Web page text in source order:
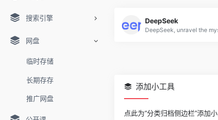
搜索引擎
网盘
临时存储
长期存存
推广网盘
DeepSeek
添加小工具
点此为“分类归档侧边栏”添加